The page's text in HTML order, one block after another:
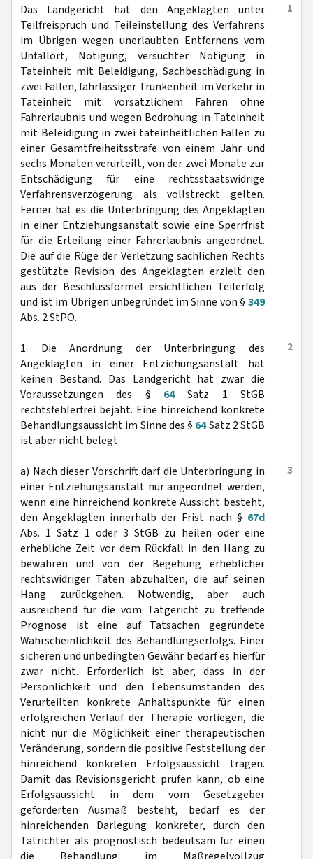
1
Das Landgericht hat den Angeklagten unter
Teilfreispruch und Teileinstellung des Verfahrens
im Übrigen wegen unerlaubten Entfernens vom
Unfallort, Nötigung, versuchter Nötigung in
Tateinheit mit Beleidigung, Sachbeschädigung in
zwei Fällen, fahrlässiger Trunkenheit im Verkehr in
Tateinheit mit vorsätzlichem Fahren ohne
Fahrerlaubnis und wegen Bedrohung in Tateinheit
mit Beleidigung in zwei tateinheitlichen Fällen zu
einer Gesamtfreiheitsstrafe von einem Jahr und
sechs Monaten verurteilt, von der zwei Monate zur
Entschädigung für eine rechtsstaatswidrige
Verfahrensverzögerung als vollstreckt gelten.
Ferner hat es die Unterbringung des Angeklagten
in einer Entziehungsanstalt sowie eine Sperrfrist
für die Erteilung einer Fahrerlaubnis angeordnet.
Die auf die Rüge der Verletzung sachlichen Rechts
gestützte Revision des Angeklagten erzielt den
aus der Beschlussformel ersichtlichen Teilerfolg
und ist im Übrigen unbegründet im Sinne von § 349
Abs. 2 StPO.
2
1. Die Anordnung der Unterbringung des
Angeklagten in einer Entziehungsanstalt hat
keinen Bestand. Das Landgericht hat zwar die
Voraussetzungen des § 64Satz 1 StGB
rechtsfehlerfrei bejaht. Eine hinreichend konkrete
Behandlungsaussicht im Sinne des § 64Satz 2 StGB
ist aber nicht belegt.
3
a) Nach dieser Vorschrift darf die Unterbringung in
einer Entziehungsanstalt nur angeordnet werden,
wenn eine hinreichend konkrete Aussicht besteht,
den Angeklagten innerhalb der Frist nach § 67d
Abs. 1 Satz 1 oder 3 StGB zu heilen oder eine
erhebliche Zeit vor dem Rückfall in den Hang zu
bewahren und von der Begehung erheblicher
rechtswidriger Taten abzuhalten, die auf seinen
Hang zurückgehen. Notwendig, aber auch
ausreichend für die vom Tatgericht zu treffende
Prognose ist eine auf Tatsachen gegründete
Wahrscheinlichkeit des Behandlungserfolgs. Einer
sicheren und unbedingten Gewähr bedarf es hierfür
zwar nicht. Erforderlich ist aber, dass in der
Persönlichkeit und den Lebensumständen des
Verurteilten konkrete Anhaltspunkte für einen
erfolgreichen Verlauf der Therapie vorliegen, die
nicht nur die Möglichkeit einer therapeutischen
Veränderung, sondern die positive Feststellung der
hinreichend konkreten Erfolgsaussicht tragen.
Damit das Revisionsgericht prüfen kann, ob eine
Erfolgsaussicht in dem vom Gesetzgeber
geforderten Ausmaß besteht, bedarf es der
hinreichenden Darlegung konkreter, durch den
Tatrichter als prognostisch bedeutsam für einen